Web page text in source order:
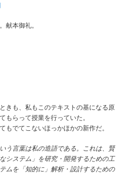
献本御礼。
きも、私もこのテキストの基になる原
もらって授業を行っていた。
もでてこないほっかほかの新作だ。
う言葉は私の造語である。これは、賢
システム」を研究・開発するための工
ムを「知的に」解析・設計するための